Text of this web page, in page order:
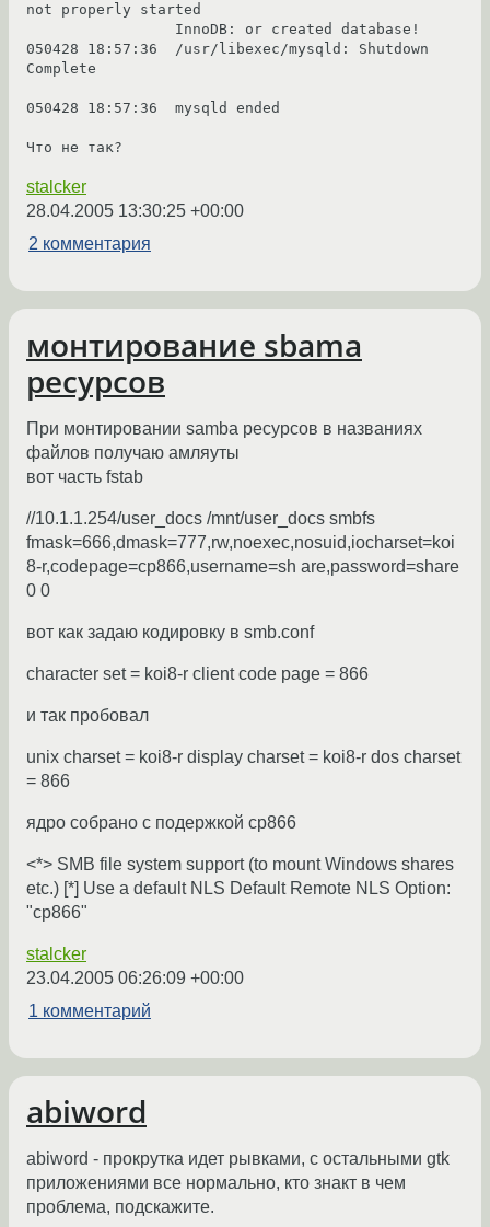
not properly started
050428 18:57:36  /usr/libexec/mysqld: Shutdown
Complete
050428 18:57:36  mysqld ended
Что не так?
stalcker
28.04.2005 13:30:25 +00:00
2 комментария
монтирование sbama
ресурсов
При монтировании samba ресурсов в названиях
файлов получаю амляуты
вот часть fstab
//10.1.1.254/user_docs /mnt/user_docs smbfs
fmask=666,dmask=777,rw,noexec,nosuid,iocharset=koi
8-r,codepage=cp866,username=sh are,password=share
0 0
вот как задаю кодировку в smb.conf
character set = koi8-r client code page = 866
и так пробовал
unix charset = koi8-r display charset = koi8-r dos charset
= 866
ядро собрано с подержкой cp866
<*> SMB file system support (to mount Windows shares
etc.) [*] Use a default NLS Default Remote NLS Option:
"cp866"
stalcker
23.04.2005 06:26:09 +00:00
1 комментарий
abiword
abiword - прокрутка идет рывками, с остальными gtk
приложениями все нормально, кто знакт в чем
проблема, подскажите.